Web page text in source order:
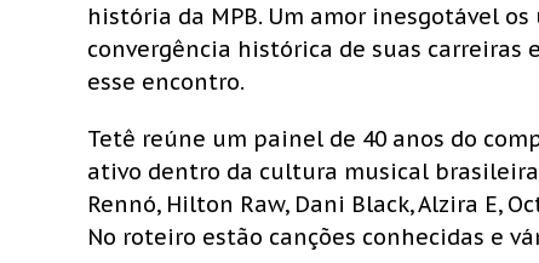
história da MPB. Um amor inesgotável
convergência histórica de suas
esse encontro.
Tetê reúne um painel de 40 anos do
ativo dentro da cultura musical
Rennó, Hilton Raw, Dani Black, Alzira E,
No roteiro estão canções conhecidas e